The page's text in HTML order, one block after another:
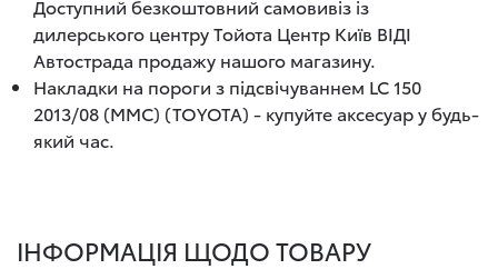
Доступний безкоштовний самовивіз із
дилерського центру Тойота Центр Київ ВІДІ
Автострада продажу нашого магазину.
Накладки на пороги з підсвічуваннем LC 150
2013/08 (MMC) (TOYOTA) - купуйте аксесуар у будь-
який час.
ІНФОРМАЦІЯ ЩОДО ТОВАРУ